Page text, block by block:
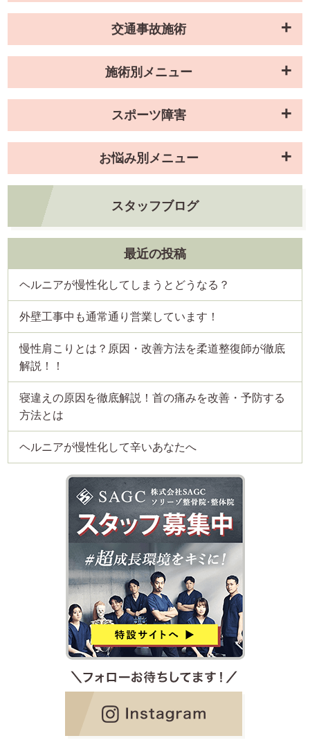
交通事故施術
施術別メニュー
スポーツ障害
お悩み別メニュー
スタッフブログ
最近の投稿
ヘルニアが慢性化してしまうとどうなる？
外壁工事中も通常通り営業しています！
慢性肩こりとは？原因・改善方法を柔道整復師が徹底
解説！！
寝違えの原因を徹底解説！首の痛みを改善・予防する
方法とは
ヘルニアが慢性化して辛いあなたへ